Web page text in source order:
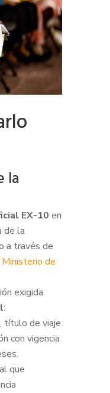
la
EX-10 en
de la
a través de
de
exigida
:
título de viaje
con vigencia
que